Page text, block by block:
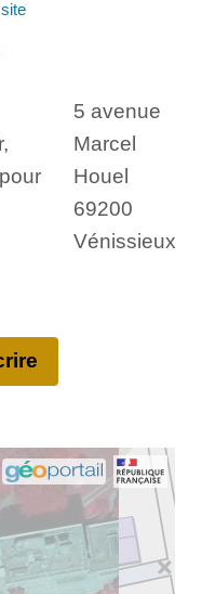
5 avenue
Marcel
Houel
69200
Vénissieux